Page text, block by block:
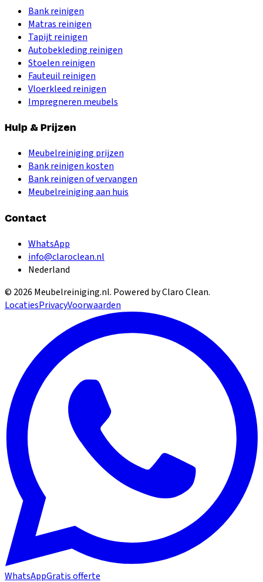
Bank reinigen
Matras reinigen
Tapijt reinigen
Autobekleding reinigen
Stoelen reinigen
Fauteuil reinigen
Vloerkleed reinigen
Impregneren meubels
Hulp & Prijzen
Meubelreiniging prijzen
Bank reinigen kosten
Bank reinigen of vervangen
Meubelreiniging aan huis
Contact
WhatsApp
info@claroclean.nl
Nederland
© 2026 Meubelreiniging.nl. Powered by Claro Clean.
LocatiesPrivacyVoorwaarden
WhatsAppGratis offerte